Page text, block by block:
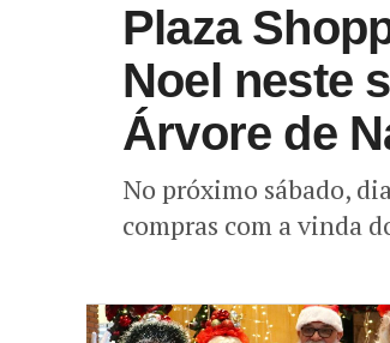
Plaza
Noel neste
Árvore de
No próximo sábado,
compras com a vinda